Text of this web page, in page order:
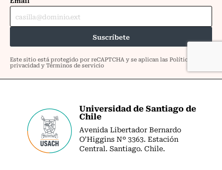
Universidad de Santiago de
Chile
Avenida Libertador Bernardo
O’Higgins Nº 3363. Estación
Central. Santiago. Chile.